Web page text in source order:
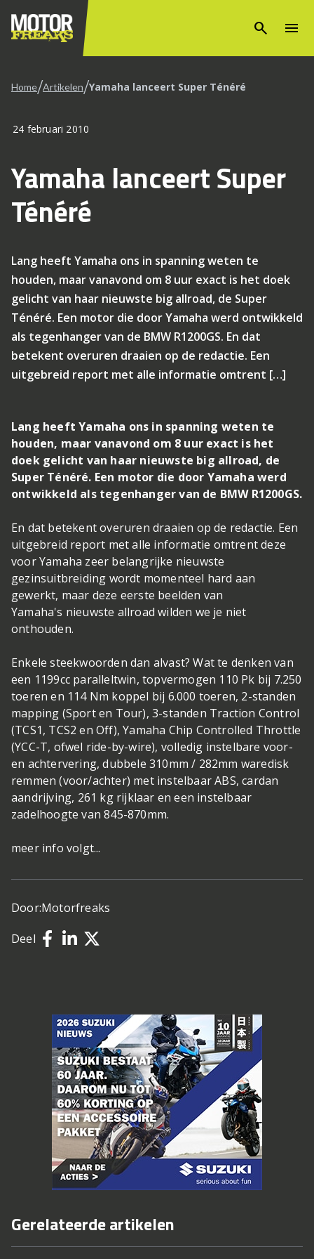
search menu
Home/Artikelen/Yamaha lanceert Super Ténéré
24 februari 2010
Yamaha lanceert Super
Ténéré
Lang heeft Yamaha ons in spanning weten te
houden, maar vanavond om 8 uur exact is het doek
gelicht van haar nieuwste big allroad, de Super
Ténéré. Een motor die door Yamaha werd ontwikkeld
als tegenhanger van de BMW R1200GS. En dat
betekent overuren draaien op de redactie. Een
uitgebreid report met alle informatie omtrent […]
Lang heeft Yamaha ons in spanning weten te
houden, maar vanavond om 8 uur exact is het
doek gelicht van haar nieuwste big allroad, de
Super Ténéré. Een motor die door Yamaha werd
ontwikkeld als tegenhanger van de BMW R1200GS.
En dat betekent overuren draaien op de redactie. Een
uitgebreid report met alle informatie omtrent deze
voor Yamaha zeer belangrijke nieuwste
gezinsuitbreiding wordt momenteel hard aan
gewerkt, maar deze eerste beelden van
Yamaha's nieuwste allroad wilden we je niet
onthouden.
Enkele steekwoorden dan alvast? Wat te denken van
een 1199cc paralleltwin, topvermogen 110 Pk bij 7.250
toeren en 114 Nm koppel bij 6.000 toeren, 2-standen
mapping (Sport en Tour), 3-standen Traction Control
(TCS1, TCS2 en Off), Yamaha Chip Controlled Throttle
(YCC-T, ofwel ride-by-wire), volledig instelbare voor-
en achtervering, dubbele 310mm / 282mm waredisk
remmen (voor/achter) met instelbaar ABS, cardan
aandrijving, 261 kg rijklaar en een instelbaar
zadelhoogte van 845-870mm.
meer info volgt...
Door:Motorfreaks
Deel
Gerelateerde artikelen